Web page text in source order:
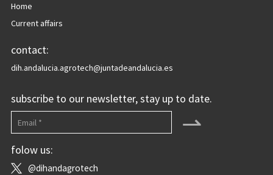
Home
Current affairs
contact:
dih.andalucia.agrotech@juntadeandalucia.es
subscribe to our newsletter, stay up to date.
⇀
folow us:
@dihandagrotech